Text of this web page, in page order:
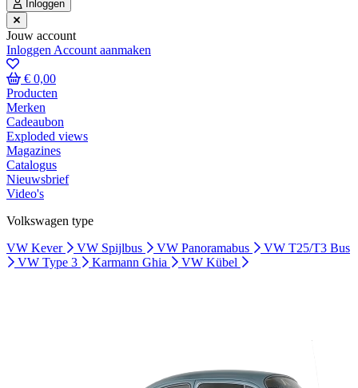
Inloggen
Jouw account
Inloggen Account aanmaken
€ 0,00
Producten
Merken
Cadeaubon
Exploded views
Magazines
Catalogus
Nieuwsbrief
Video's
Volkswagen type
VW Kever
VW Spijlbus VW Panoramabus
VW T25/T3 Bus
VW Type 3
Karmann Ghia VW Kübel